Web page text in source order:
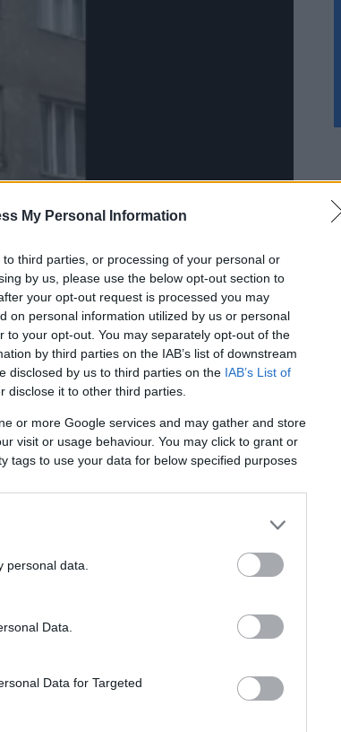
My Personal Information
third parties, or processing of your personal or
by us, please use the below opt-out section to
your opt-out request is processed you may
on personal information utilized by us or personal
to your opt-out. You may separately opt-out of the
by third parties on the IAB’s list of downstream
disclosed by us to third parties on the IAB’s List of
disclose it to other third parties.
or more Google services and may gather and store
visit or usage behaviour. You may click to grant or
tags to use your data for below specified purposes
personal data.
Data.
Data for Targeted
hozták ki.